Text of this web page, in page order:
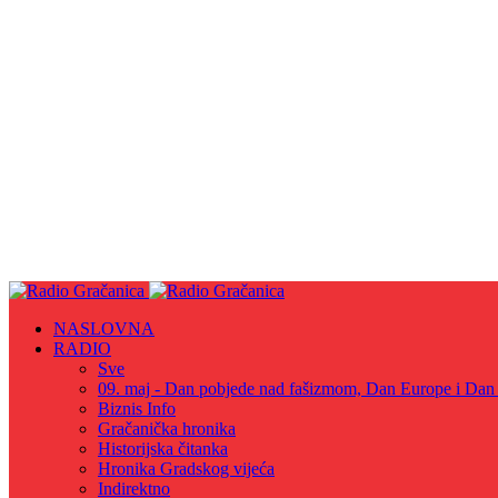
NASLOVNA
RADIO
Sve
09. maj - Dan pobjede nad fašizmom, Dan Europe i
Biznis Info
Gračanička hronika
Historijska čitanka
Hronika Gradskog vijeća
Indirektno